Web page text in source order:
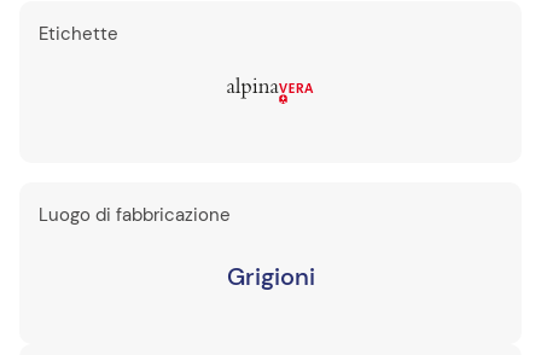
Etichette
Luogo di fabbricazione
Grigioni